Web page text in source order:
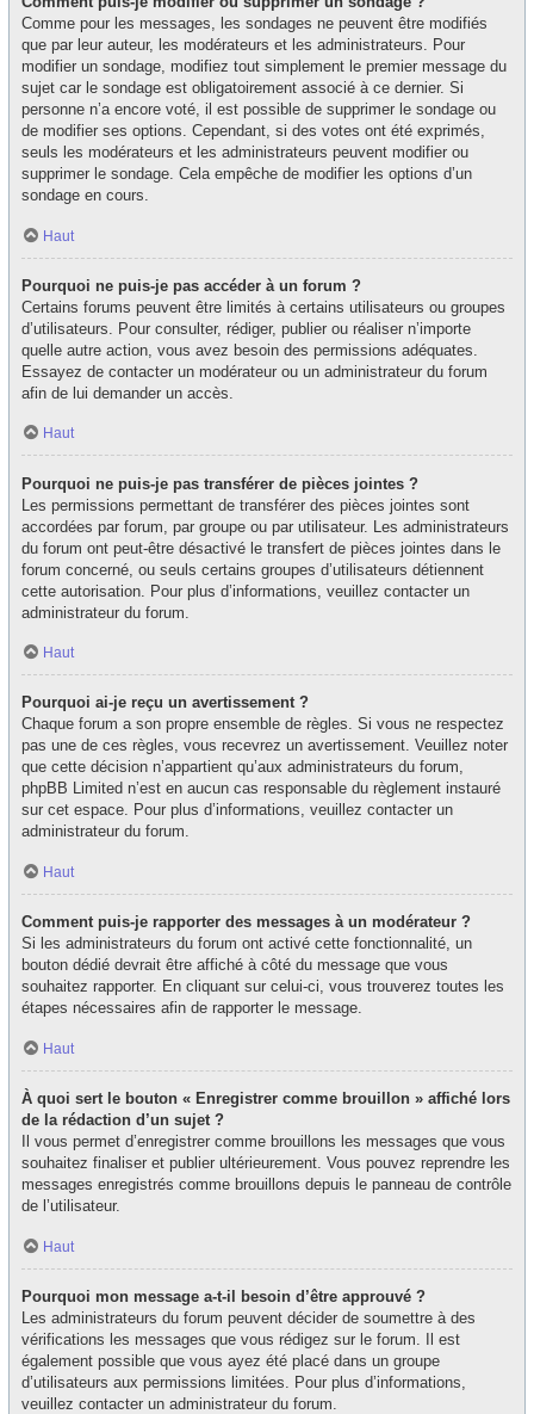
Comme pour les messages, les sondages ne peuvent être modifiés
que par leur auteur, les modérateurs et les administrateurs. Pour
modifier un sondage, modifiez tout simplement le premier message du
sujet car le sondage est obligatoirement associé à ce dernier. Si
personne n’a encore voté, il est possible de supprimer le sondage ou
de modifier ses options. Cependant, si des votes ont été exprimés,
seuls les modérateurs et les administrateurs peuvent modifier ou
supprimer le sondage. Cela empêche de modifier les options d’un
sondage en cours.
Haut
Pourquoi ne puis-je pas accéder à un forum ?
Certains forums peuvent être limités à certains utilisateurs ou groupes
d’utilisateurs. Pour consulter, rédiger, publier ou réaliser n’importe
quelle autre action, vous avez besoin des permissions adéquates.
Essayez de contacter un modérateur ou un administrateur du forum
afin de lui demander un accès.
Haut
Pourquoi ne puis-je pas transférer de pièces jointes ?
Les permissions permettant de transférer des pièces jointes sont
accordées par forum, par groupe ou par utilisateur. Les administrateurs
du forum ont peut-être désactivé le transfert de pièces jointes dans le
forum concerné, ou seuls certains groupes d’utilisateurs détiennent
cette autorisation. Pour plus d’informations, veuillez contacter un
administrateur du forum.
Haut
Pourquoi ai-je reçu un avertissement ?
Chaque forum a son propre ensemble de règles. Si vous ne respectez
pas une de ces règles, vous recevrez un avertissement. Veuillez noter
que cette décision n’appartient qu’aux administrateurs du forum,
phpBB Limited n’est en aucun cas responsable du règlement instauré
sur cet espace. Pour plus d’informations, veuillez contacter un
administrateur du forum.
Haut
Comment puis-je rapporter des messages à un modérateur ?
Si les administrateurs du forum ont activé cette fonctionnalité, un
bouton dédié devrait être affiché à côté du message que vous
souhaitez rapporter. En cliquant sur celui-ci, vous trouverez toutes les
étapes nécessaires afin de rapporter le message.
Haut
À quoi sert le bouton « Enregistrer comme brouillon » affiché lors
de la rédaction d’un sujet ?
Il vous permet d’enregistrer comme brouillons les messages que vous
souhaitez finaliser et publier ultérieurement. Vous pouvez reprendre les
messages enregistrés comme brouillons depuis le panneau de contrôle
de l’utilisateur.
Haut
Pourquoi mon message a-t-il besoin d’être approuvé ?
Les administrateurs du forum peuvent décider de soumettre à des
vérifications les messages que vous rédigez sur le forum. Il est
également possible que vous ayez été placé dans un groupe
d’utilisateurs aux permissions limitées. Pour plus d’informations,
veuillez contacter un administrateur du forum.